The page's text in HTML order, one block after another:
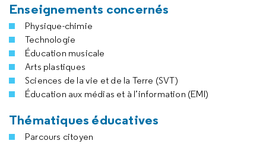
Enseignements concernés
Physique-chimie
Technologie
Éducation musicale
Arts plastiques
Sciences de la vie et de la Terre (SVT)
Éducation aux médias et à l’information (EMI)
Thématiques éducatives
Parcours citoyen